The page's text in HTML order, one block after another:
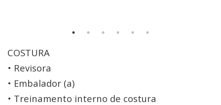
COSTURA
• Revisora
• Embalador (a)
• Treinamento interno de costura